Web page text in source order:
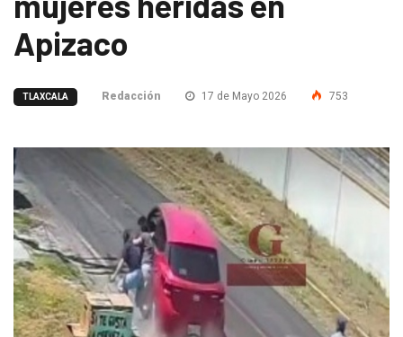
Apizaco
TLAXCALA Redacción 17 de Mayo 2026 753